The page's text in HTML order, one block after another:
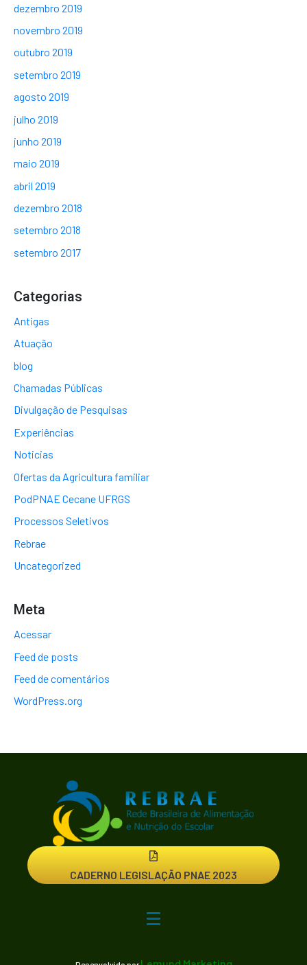
dezembro 2019
novembro 2019
outubro 2019
setembro 2019
agosto 2019
julho 2019
junho 2019
maio 2019
abril 2019
dezembro 2018
setembro 2018
setembro 2017
Categorias
Antigas
Atuação
blog
Chamadas Públicas
Divulgação de Pesquisas
Experiências
Noticias
Ofertas da Agricultura familiar
PodPNAE Cecane UFRGS
Processos Seletivos
Rebrae
Uncategorized
Meta
Acessar
Feed de posts
Feed de comentários
WordPress.org
CADERNO LEGISLAÇÃO PNAE 2023